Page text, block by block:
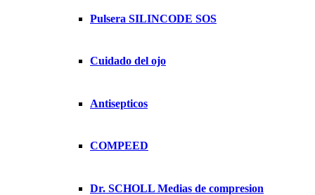
Pulsera SILINCODE SOS
Cuidado del ojo
Antisepticos
COMPEED
Dr. SCHOLL Medias de compresion